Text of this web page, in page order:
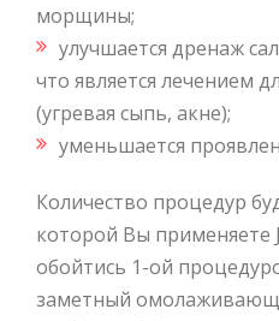
морщины;
улучшается дренаж
что является лечением
(угревая сыпь, акне);
уменьшается
Количество процедур
которой Вы применяете
обойтись 1-ой
заметный